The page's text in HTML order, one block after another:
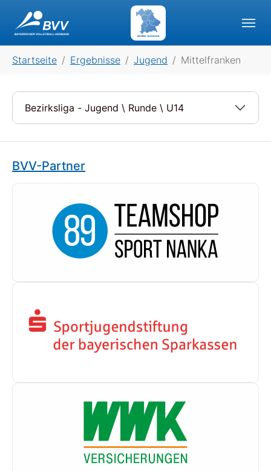
BEZIRK AUSWAHL
Startseite Ergebnisse Jugend Mittelfranken
Bezirksliga - Jugend \ Runde \ U14
BVV-Partner